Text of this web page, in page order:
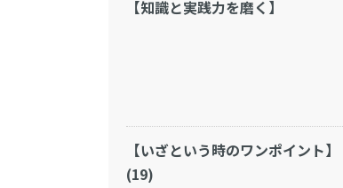
【知識と実践力を磨く】
【いざという時のワンポイント】
(19)